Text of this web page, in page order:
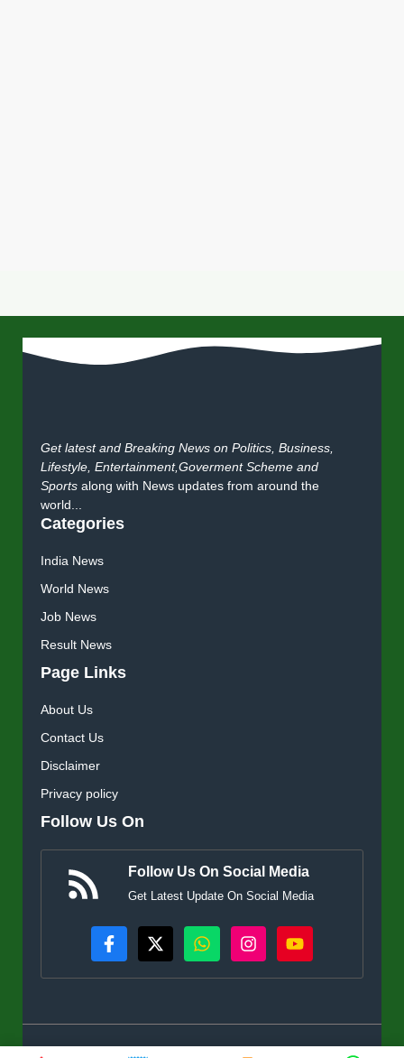
Get latest and Breaking News on Politics, Business,
Lifestyle, Entertainment,Goverment Scheme and
Sports along with News updates from around the
world...
Categories
India News
World News
Job News
Result News
Page Links
About Us
Contact Us
Disclaimer
Privacy policy
Follow Us On
Follow Us On Social Media
Get Latest Update On Social Media